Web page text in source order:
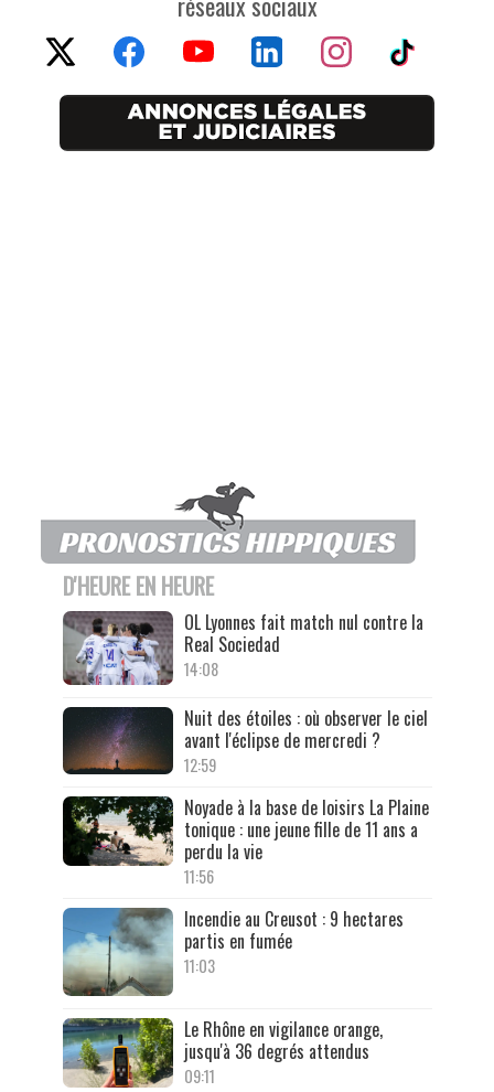
D'HEURE EN HEURE
OL Lyonnes fait match nul contre la
Real Sociedad
14:08
Nuit des étoiles : où observer le ciel
avant l'éclipse de mercredi ?
12:59
Noyade à la base de loisirs La Plaine
tonique : une jeune fille de 11 ans a
perdu la vie
11:56
Incendie au Creusot : 9 hectares
partis en fumée
11:03
Le Rhône en vigilance orange,
jusqu'à 36 degrés attendus
09:11